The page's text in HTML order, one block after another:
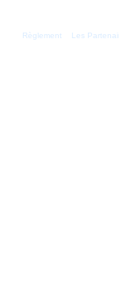
Règlement Les